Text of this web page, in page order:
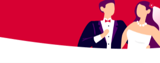
合、日本郵政グループなどがあり、
ンセラーによるサポー